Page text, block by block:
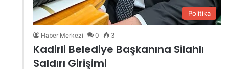
Politika
Haber Merkezi 0 3
Kadirli Belediye Başkanına Silahlı
Saldırı Girişimi